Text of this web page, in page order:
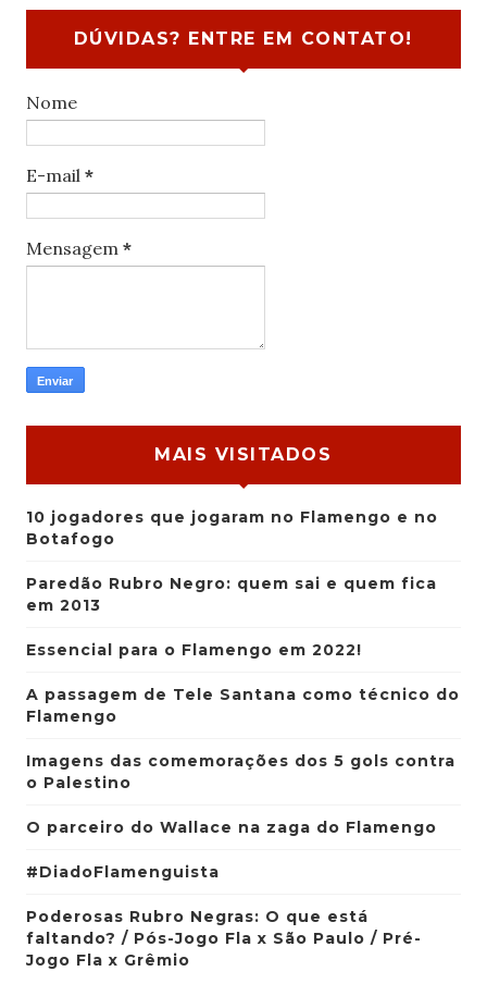
DÚVIDAS? ENTRE EM CONTATO!
Nome
E-mail *
Mensagem *
MAIS VISITADOS
10 jogadores que jogaram no Flamengo e no
Botafogo
Paredão Rubro Negro: quem sai e quem fica
em 2013
Essencial para o Flamengo em 2022!
A passagem de Tele Santana como técnico do
Flamengo
Imagens das comemorações dos 5 gols contra
o Palestino
O parceiro do Wallace na zaga do Flamengo
#DiadoFlamenguista
Poderosas Rubro Negras: O que está
faltando? / Pós-Jogo Fla x São Paulo / Pré-
Jogo Fla x Grêmio